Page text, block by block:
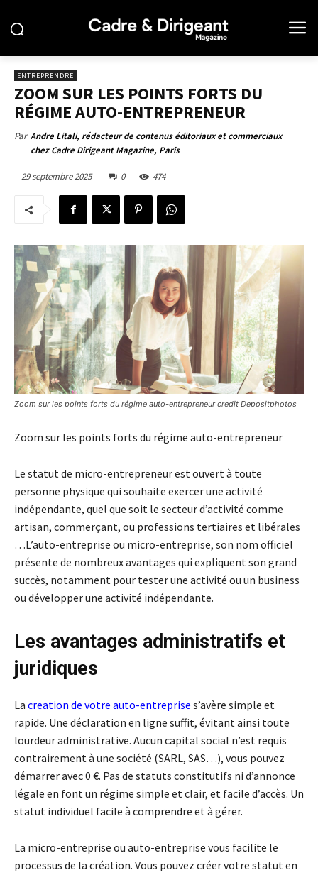
ENTREPRENDRE
ZOOM SUR LES POINTS FORTS DU
RÉGIME AUTO-ENTREPRENEUR
Par Andre Litali, rédacteur de contenus éditoriaux et commerciaux
chez Cadre Dirigeant Magazine, Paris
29 septembre 2025 0 474
Zoom sur les points forts du régime auto-entrepreneur credit Depositphotos
Zoom sur les points forts du régime auto-entrepreneur
Le statut de micro-entrepreneur est ouvert à toute
personne physique qui souhaite exercer une activité
indépendante, quel que soit le secteur d’activité comme
artisan, commerçant, ou professions tertiaires et libérales
…L’auto-entreprise ou micro-entreprise, son nom officiel
présente de nombreux avantages qui expliquent son grand
succès, notamment pour tester une activité ou un business
ou développer une activité indépendante.
Les avantages administratifs et
juridiques
La creation de votre auto-entreprise s’avère simple et
rapide. Une déclaration en ligne suffit, évitant ainsi toute
lourdeur administrative. Aucun capital social n’est requis
contrairement à une société (SARL, SAS…), vous pouvez
démarrer avec 0 €. Pas de statuts constitutifs ni d’annonce
légale en font un régime simple et clair, et facile d’accès. Un
statut individuel facile à comprendre et à gérer.
La micro-entreprise ou auto-entreprise vous facilite le
processus de la création. Vous pouvez créer votre statut en